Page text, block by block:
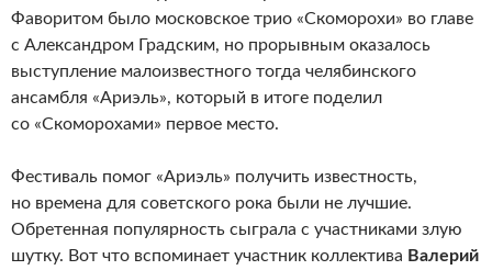
Фаворитом было москов­ское трио «Скоморохи» во главе
с Александром Градским, но прорывным оказалось
выступление малоизвестного тогда челябинского
ансамбля «Ариэль», который в итоге поделил
со «Скоморохами» первое место.
Фестиваль помог «Ариэль» получить известность,
но времена для советского рока были не лучшие.
Обретенная популярность сыграла с участниками злую
шутку. Вот что вспоминает участник коллектива Валерий